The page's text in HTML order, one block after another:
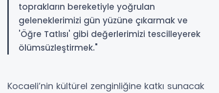
toprakların bereketiyle yoğrulan
geleneklerimizi gün yüzüne çıkarmak ve
'Öğre Tatlısı' gibi değerlerimizi tescilleyerek
ölümsüzleştirmek."
​Kocaeli’nin kültürel zenginliğine katkı sunacak